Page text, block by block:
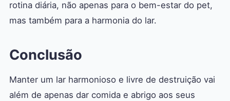
rotina diária, não apenas para o bem-estar do pet,
mas também para a harmonia do lar.
Conclusão
Manter um lar harmonioso e livre de destruição vai
além de apenas dar comida e abrigo aos seus